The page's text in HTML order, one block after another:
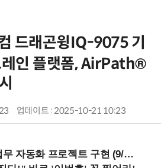
드래곤윙IQ-9075 기
레인 플랫폼, AirPath®
업데이트 : 2025-10-21 10:23
화 프로젝트 구현 (9/16 ~17 강남역)